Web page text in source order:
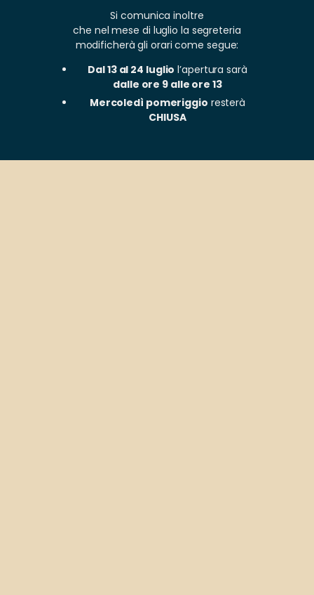
Si comunica inoltre
che nel mese di luglio la segreteria
modificherà gli orari come segue:
Dal 13 al 24 luglio l’apertura sarà
dalle ore 9 alle ore 13
Mercoledì pomeriggio resterà
CHIUSA